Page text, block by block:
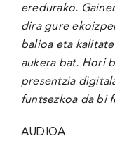
eredurako.
dira gure
balioa eta
aukera bat. Hori
presentzia
funtsezkoa da bi
AUDIOA